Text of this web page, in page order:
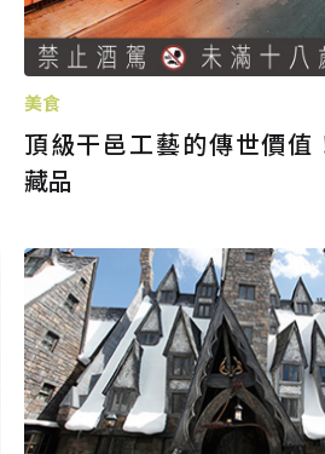
美食
頂級干邑工藝的傳世價值
藏品